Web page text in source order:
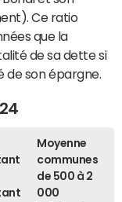
Ce ratio
que la
de sa dette si
de son épargne.
Moyenne
communes
de 500 à 2
000